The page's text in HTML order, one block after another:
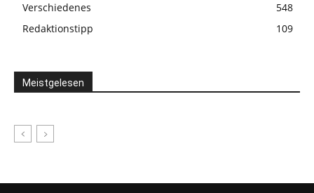
Verschiedenes
548
Redaktionstipp
109
Meistgelesen